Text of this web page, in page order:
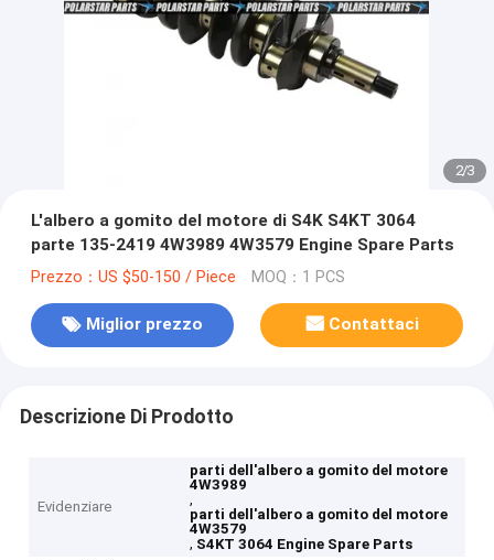
2/3
L'albero a gomito del motore di S4K S4KT 3064
parte 135-2419 4W3989 4W3579 Engine Spare Parts
Prezzo：US $50-150 / Piece MOQ：1 PCS
Miglior prezzo Contattaci
Descrizione Di Prodotto
Evidenziare
parti dell'albero a gomito del motore
4W3989
,
parti dell'albero a gomito del motore
4W3579
, S4KT 3064 Engine Spare Parts